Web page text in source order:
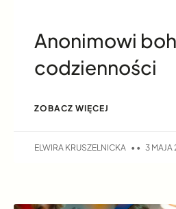
Anonimowi
codzienności
ZOBACZ WIĘCEJ
ELWIRA KRUSZELNICKA 3